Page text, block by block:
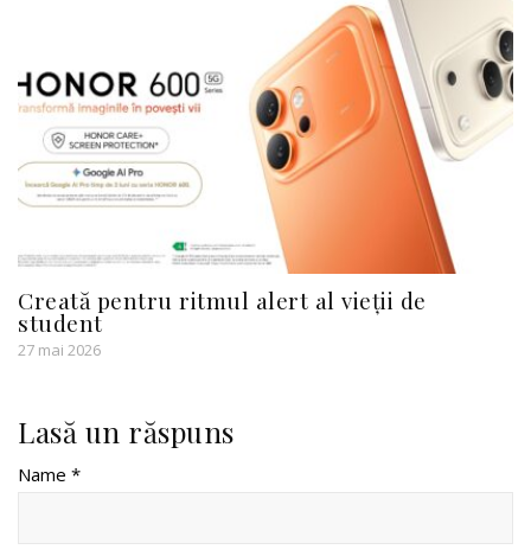
Creată pentru ritmul alert al vieții de
student
27 mai 2026
Lasă un răspuns
Name *